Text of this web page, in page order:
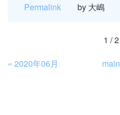
Permalink by 大嶋
1 / 2
« 2020年06月 main